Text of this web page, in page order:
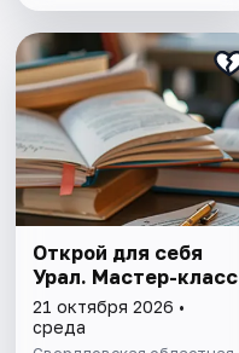
Открой для себя
Урал. Мастер-класс
21 октября 2026 •
среда